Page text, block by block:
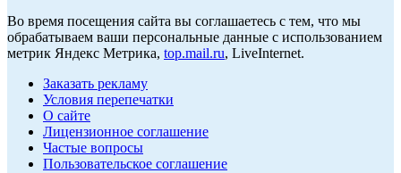
Во время посещения сайта вы соглашаетесь с тем, что мы
обрабатываем ваши персональные данные с использованием
метрик Яндекс Метрика, top.mail.ru, LiveInternet.
Заказать рекламу
Условия перепечатки
О сайте
Лицензионное соглашение
Частые вопросы
Пользовательское соглашение